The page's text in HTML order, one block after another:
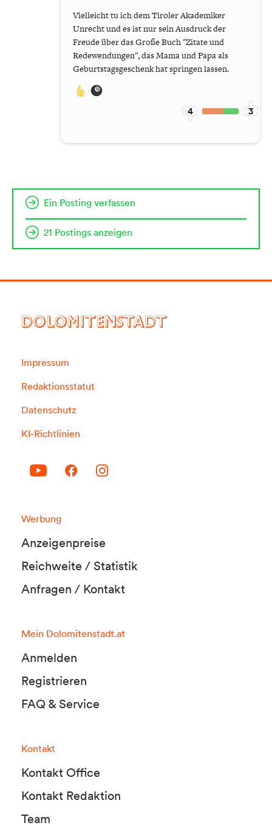
Vielleicht tu ich dem Tiroler Akademiker
Unrecht und es ist nur sein Ausdruck der
Freude über das Große Buch "Zitate und
Redewendungen", das Mama und Papa als
Geburtstagsgeschenk hat springen lassen.
4 3
Ein Posting verfassen
21 Postings anzeigen
DOLOMITENSTADT
Impressum
Redaktionsstatut
Datenschutz
KI-Richtlinien
Werbung
Anzeigenpreise
Reichweite / Statistik
Anfragen / Kontakt
Mein Dolomitenstadt.at
Anmelden
Registrieren
FAQ & Service
Kontakt
Kontakt Office
Kontakt Redaktion
Team